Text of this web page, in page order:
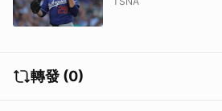
轉發 (0)